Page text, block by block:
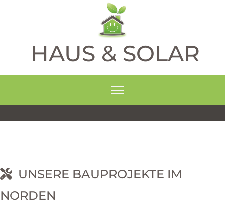
HAUS & SOLAR
UNSERE BAUPROJEKTE IM
NORDEN